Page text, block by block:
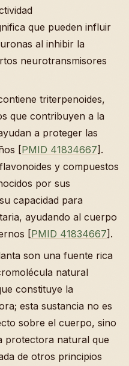
que pueden influir
al inhibir la
neurotransmisores
triterpenoides,
que contribuyen a la
a proteger las
[PMID 41834667].
y compuestos
por sus
capacidad para
ayudando al cuerpo
[PMID 41834667].
son una fuente rica
natural
constituye la
esta sustancia no es
sobre el cuerpo, sino
protectora natural que
de otros principios